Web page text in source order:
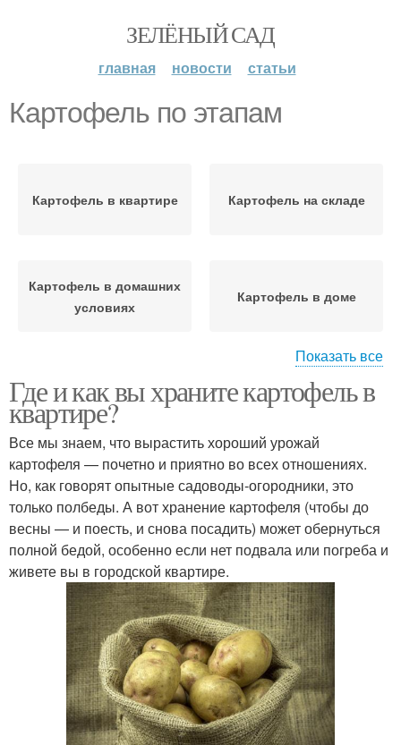
ЗЕЛЁНЫЙ САД
главная новости статьи
Картофель по этапам
Картофель в квартире Картофель на складе
Картофель в домашних
условиях
Картофель в доме
Картофель в сарае
Показать все
Где и как вы храните картофель в
квартире?
Все мы знаем, что вырастить хороший урожай
картофеля — почетно и приятно во всех отношениях.
Но, как говорят опытные садоводы‑огородники, это
только полбеды. А вот хранение картофеля (чтобы до
весны — и поесть, и снова посадить) может обернуться
полной бедой, особенно если нет подвала или погреба и
живете вы в городской квартире.